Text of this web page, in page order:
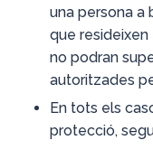
una persona a
que resideixen
no podran
autoritzades
En tots els
protecció,